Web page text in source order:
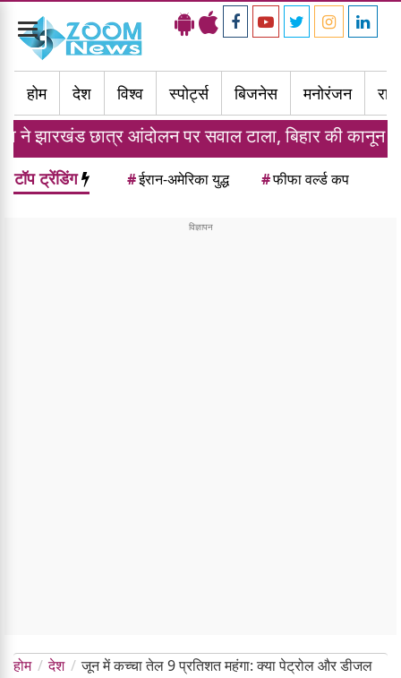
Toggle
navigation
होम
देश विश्व स्पोर्ट्स बिजनेस मनोरंजन
आंदोलन पर सवाल टाला, बिहार की कानून व्यवस्था पर
टॉप ट्रेंडिंग #ईरान-अमेरिका युद्ध #फीफा वर्ल्ड कप
होम देश
जून में कच्चा तेल 9 प्रतिशत महंगा: क्या पेट्रोल और डीजल